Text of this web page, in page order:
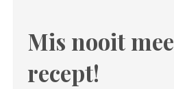
Mis nooit
recept!